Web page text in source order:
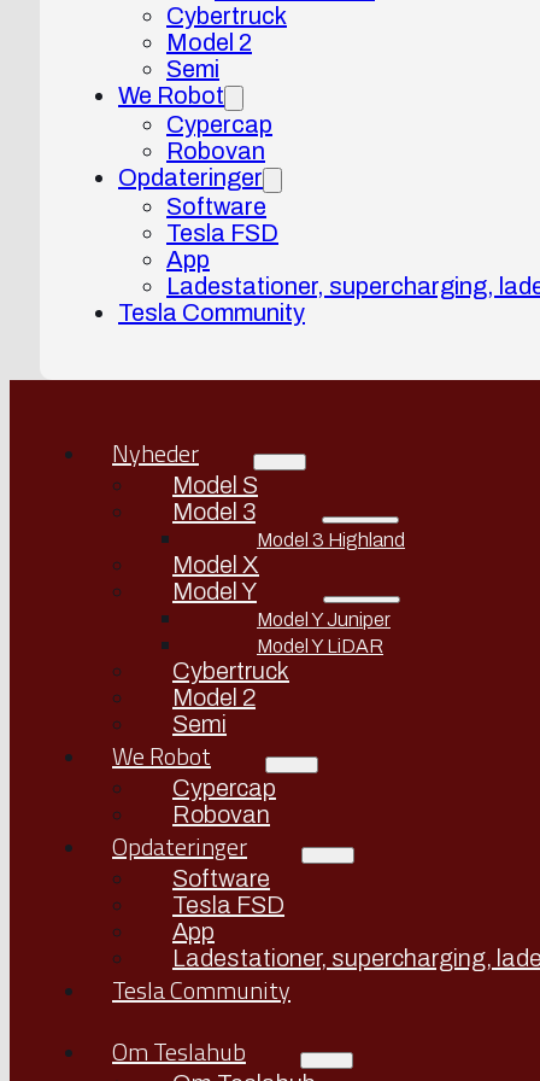
Cybertruck
Model 2
Semi
We Robot
Cypercap
Robovan
Opdateringer
Software
Tesla FSD
App
Ladestationer, supercharging,
Tesla Community
Nyheder
Model S
Model 3
Model 3 Highland
Model X
Model Y
Model Y Juniper
Model Y LiDAR
Cybertruck
Model 2
Semi
We Robot
Cypercap
Robovan
Opdateringer
Software
Tesla FSD
App
Ladestationer, supercharging,
Tesla Community
Om Teslahub